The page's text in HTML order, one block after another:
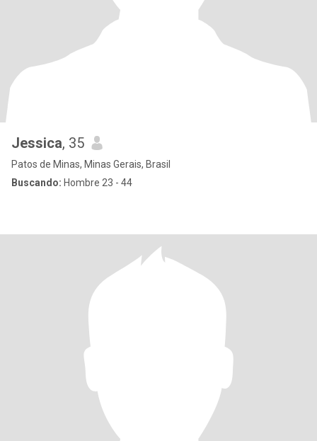
Jessica, 35
Patos de Minas, Minas Gerais, Brasil
Buscando: Hombre 23 - 44